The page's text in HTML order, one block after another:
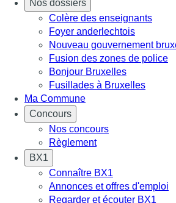
Nos dossiers
Colère des enseignants
Foyer anderlechtois
Nouveau gouvernement
Fusion des zones de police
Bonjour Bruxelles
Fusillades à Bruxelles
Ma Commune
Concours
Nos concours
Règlement
BX1
Connaître BX1
Annonces et offres d'emploi
Regarder et écouter BX1